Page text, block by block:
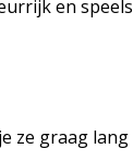
en
ze graag